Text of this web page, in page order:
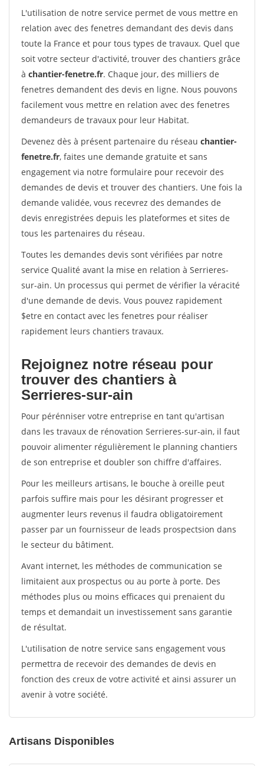
L'utilisation de notre service permet de vous mettre en
relation avec des fenetres demandant des devis dans
toute la France et pour tous types de travaux. Quel que
soit votre secteur d'activité, trouver des chantiers grâce
à chantier-fenetre.fr. Chaque jour, des milliers de
fenetres demandent des devis en ligne. Nous pouvons
facilement vous mettre en relation avec des fenetres
demandeurs de travaux pour leur Habitat.
Devenez dès à présent partenaire du réseau chantier-
fenetre.fr, faites une demande gratuite et sans
engagement via notre formulaire pour recevoir des
demandes de devis et trouver des chantiers. Une fois la
demande validée, vous recevrez des demandes de
devis enregistrées depuis les plateformes et sites de
tous les partenaires du réseau.
Toutes les demandes devis sont vérifiées par notre
service Qualité avant la mise en relation à Serrieres-
sur-ain. Un processus qui permet de vérifier la véracité
d'une demande de devis. Vous pouvez rapidement
$etre en contact avec les fenetres pour réaliser
rapidement leurs chantiers travaux.
Rejoignez notre réseau pour
trouver des chantiers à
Serrieres-sur-ain
Pour pérénniser votre entreprise en tant qu'artisan
dans les travaux de rénovation Serrieres-sur-ain, il faut
pouvoir alimenter régulièrement le planning chantiers
de son entreprise et doubler son chiffre d'affaires.
Pour les meilleurs artisans, le bouche à oreille peut
parfois suffire mais pour les désirant progresser et
augmenter leurs revenus il faudra obligatoirement
passer par un fournisseur de leads prospectsion dans
le secteur du bâtiment.
Avant internet, les méthodes de communication se
limitaient aux prospectus ou au porte à porte. Des
méthodes plus ou moins efficaces qui prenaient du
temps et demandait un investissement sans garantie
de résultat.
L'utilisation de notre service sans engagement vous
permettra de recevoir des demandes de devis en
fonction des creux de votre activité et ainsi assurer un
avenir à votre société.
Artisans Disponibles